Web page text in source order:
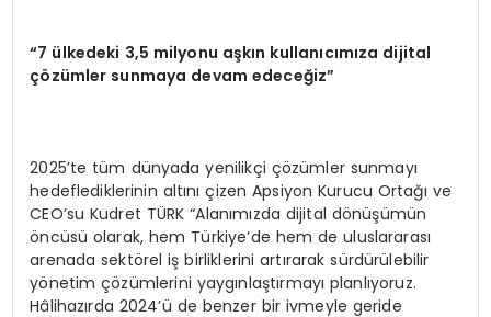
“7 ülkedeki 3,5 milyonu aşkın kullanıcımıza dijital
çözümler sunmaya devam edeceğiz”
2025’te tüm dünyada yenilikçi çözümler sunmayı
hedeflediklerinin altını çizen Apsiyon Kurucu Ortağı ve
CEO’su Kudret TÜRK “Alanımızda dijital dönüşümün
öncüsü olarak, hem Türkiye’de hem de uluslararası
arenada sektörel iş birliklerini artırarak sürdürülebilir
yönetim çözümlerini yaygınlaştırmayı planlıyoruz.
Hâlihazırda 2024’ü de benzer bir ivmeyle geride